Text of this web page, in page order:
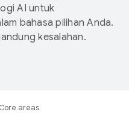
AI untuk
bahasa pilihan Anda.
kesalahan.
Core areas